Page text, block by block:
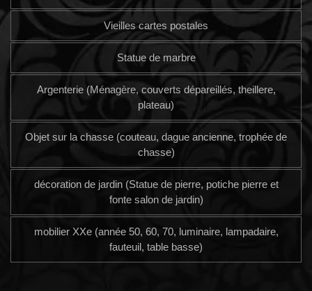
Vieilles cartes postales
Statue de marbre
Argenterie (Ménagère, couverts dépareillés, theillere,
plateau)
Objet sur la chasse (couteau, dague ancienne, trophée de
chasse)
décoration de jardin (Statue de pierre, potiche pierre et
fonte salon de jardin)
mobilier XXe (année 50, 60, 70, luminaire, lampadaire,
fauteuil, table basse)